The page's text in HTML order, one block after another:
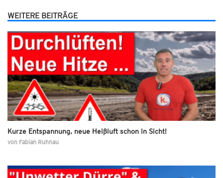
WEITERE BEITRÄGE
Kurze Entspannung, neue Heißluft schon in Sicht!
von Fabian Ruhnau